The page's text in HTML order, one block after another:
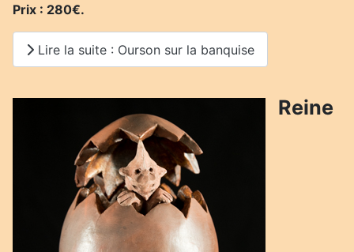
Prix : 280€.
Lire la suite : Ourson sur la banquise
Reine